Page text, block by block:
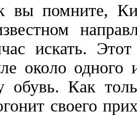
вы помните,
искать.
около одного
обувь. Как
своего